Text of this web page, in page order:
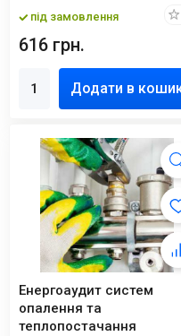
під замовлення
616 грн.
Додати в
Енергоаудит систем
опалення та
теплопостачання